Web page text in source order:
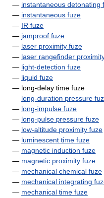
— instantaneous detonating
— instantaneous fuze
— IR fuze
— jamproof fuze
— laser proximity fuze
— laser rangefinder
— light-detection fuze
— liquid fuze
— long-delay time fuze
— long-duration pressure
— long-impulse fuze
— long-pulse pressure fuze
— low-altitude proximity fuze
— luminescent time fuze
— magnetic induction fuze
— magnetic proximity fuze
— mechanical chemical fuze
— mechanical integrating
— mechanical time fuze